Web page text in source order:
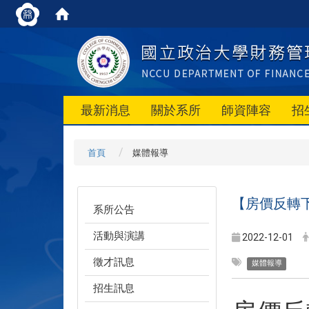
最新消息 關於系所 師資陣容 招
首頁 媒體報導
系所公告
活動與演講
徵才訊息
招生訊息
【房價反
2022-12-01
媒體報導